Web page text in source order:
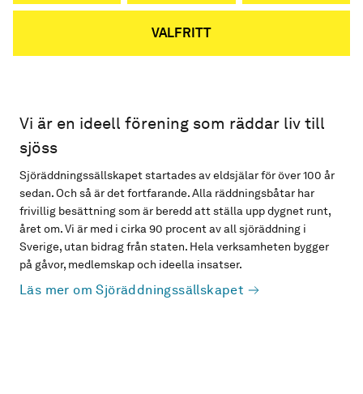
VALFRITT
Vi är en ideell förening som räddar liv till
sjöss
Sjöräddningssällskapet startades av eldsjälar för över 100 år
sedan. Och så är det fortfarande. Alla räddningsbåtar har
frivillig besättning som är beredd att ställa upp dygnet runt,
året om. Vi är med i cirka 90 procent av all sjöräddning i
Sverige, utan bidrag från staten. Hela verksamheten bygger
på gåvor, medlemskap och ideella insatser.
Läs mer om Sjöräddningssällskapet